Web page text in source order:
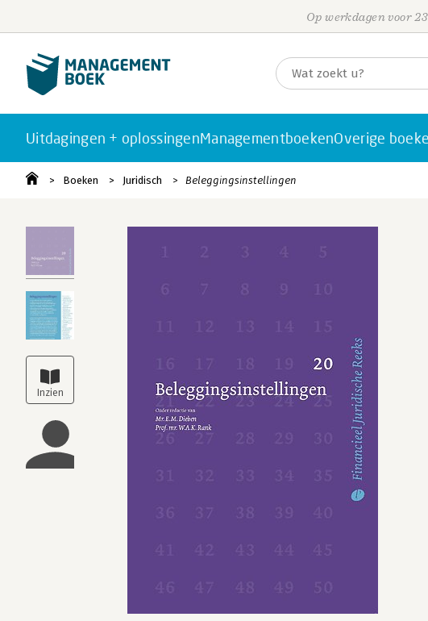
Op werkdagen voor
Uitdagingen + oplossingenManagementboekenOverige
Boeken Juridisch Beleggingsinstellingen